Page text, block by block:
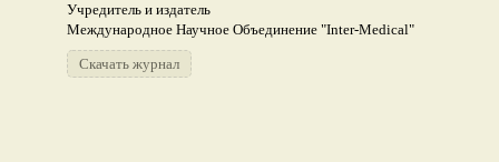
Учредитель и издатель
Международное Научное Объединение "Inter-Medical"
Скачать журнал